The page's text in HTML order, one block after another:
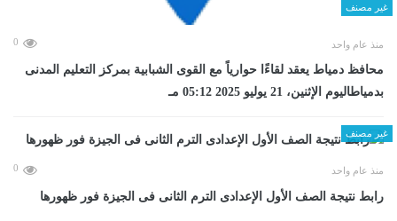
غير مصنف
منذ عام واحد 0
محافظ دمياط يعقد لقاءًا حوارياً مع القوى الشبابية بمركز التعليم المدنى
بدمياطاليوم الإثنين، 21 يوليو 2025 05:12 مـ
غير مصنف
منذ عام واحد 0
رابط نتيجة الصف الأول الإعدادى الترم الثانى فى الجيزة فور ظهورها